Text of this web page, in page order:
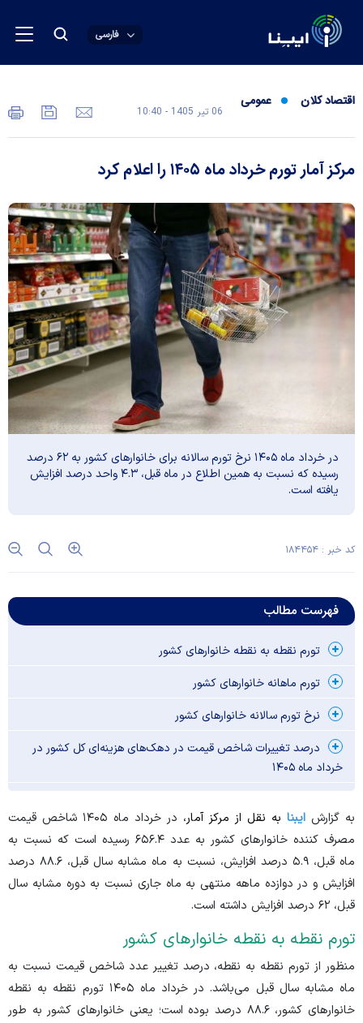
فارسی
اقتصاد کلان عمومی
06 تير 1405 - 10:40
مرکز آمار تورم خرداد ماه ۱۴۰۵ را اعلام کرد
در خرداد ماه ۱۴۰۵ نرخ تورم سالانه برای خانوار‌های کشور به ۶۲ درصد
رسیده که نسبت به همین اطلاع در ماه قبل، ۴.۳ واحد درصد افزایش
یافته است.
کد خبر : ۱۸۴۴۵۴
فهرست مطالب
تورم نقطه به نقطه خانوار‌های کشور
تورم ماهانه خانوار‌های کشور
نرخ تورم سالانه خانوار‌های کشور
درصد تغییرات شاخص قیمت در دهک‌های هزینه‌ای کل کشور در
خرداد ماه ۱۴۰۵
به گزارش ایبنا به نقل از مرکز آمار،
در خرداد ماه ۱۴۰۵ شاخص قیمت
مصرف کننده خانوار‌های کشور به عدد ۶۵۶.۴ رسیده است که نسبت به
ماه قبل، ۵.۹ درصد افزایش، نسبت به ماه مشابه سال قبل، ۸۸.۶ درصد
افزایش و در دوازده ماهه منتهی به ماه جاری نسبت به دوره مشابه سال
قبل، ۶۲ درصد افزایش داشته است.
تورم نقطه به نقطه خانوار‌های کشور
منظور از تورم نقطه به نقطه، درصد تغییر عدد شاخص قیمت نسبت به
ماه مشابه سال قبل می‌باشد. در خرداد ماه ۱۴۰۵ تورم نقطه به نقطه
خانوار‌های کشور، ۸۸.۶ درصد بوده است؛ یعنی خانوار‌های کشور به طور